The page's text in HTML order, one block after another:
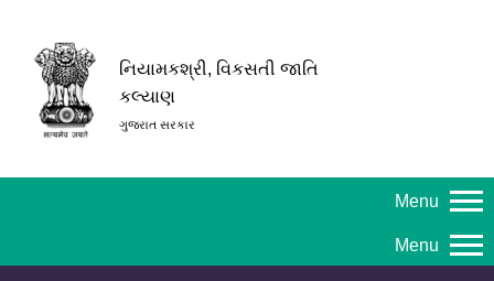
નિયામકશ્રી, વિકસતી જાતિ
કલ્યાણ
ગુજરાત સરકાર
Menu
Menu